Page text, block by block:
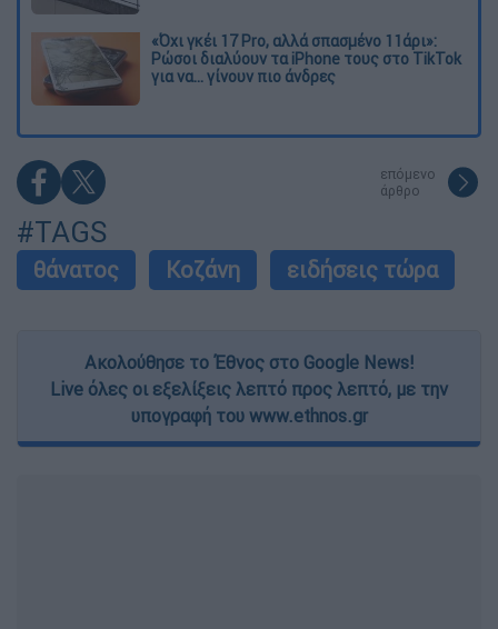
«Όχι γκέι 17 Pro, αλλά σπασμένο 11άρι»:
Ρώσοι διαλύουν τα iPhone τους στο TikTok
για να... γίνουν πιο άνδρες
επόμενο
άρθρο
#TAGS
θάνατος Κοζάνη ειδήσεις τώρα
Ακολούθησε το Έθνος στο Google News!
Live όλες οι εξελίξεις λεπτό προς λεπτό, με την
υπογραφή του www.ethnos.gr